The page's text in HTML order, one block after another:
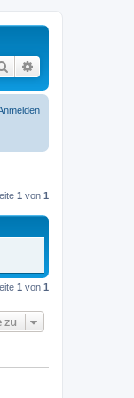
Suche
1 von 1
1 von 1
zu